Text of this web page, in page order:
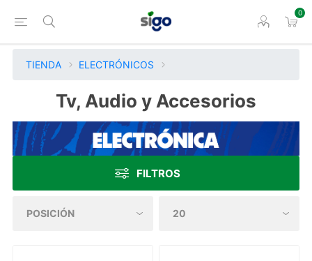
0
TIENDA ELECTRÓNICOS
Tv, Audio y Accesorios
FILTROS